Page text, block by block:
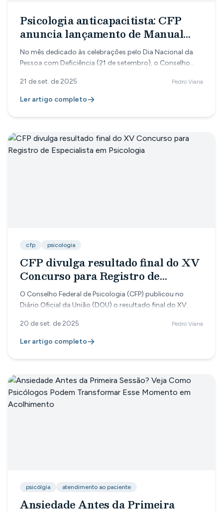
Psicologia anticapacitista: CFP
anuncia lançamento de Manual
Orientativo inédito
No mês dedicado às celebrações pelo Dia Nacional da
Pessoa com Deficiência (21 de setembro), o Conselho
inédita que promete marcar um avanço importante na
prática profissional: o Manual Orientativo para atuação
propósito de orientar psicólogas e psicólogos em
diferentes contextos de atu
21 de set. de 2025 Pedro Viana
Ler artigo completo
cfp psicologia
CFP divulga resultado final do XV
Concurso para Registro de
Especialista em Psicologia
O Conselho Federal de Psicologia (CFP) publicou no
Diário Oficial da União (DOU) o resultado final do XV
de Especialista em Psicologia. A relação com os nomes
das psicólogas e psicólogos aprovados já está
habilitados em 13 áreas de especialização da Psicologia.
Entre elas, se destacam: *
20 de set. de 2025 Pedro Viana
Ler artigo completo
psicólgia atendimento ao paciente
Ansiedade Antes da Primeira